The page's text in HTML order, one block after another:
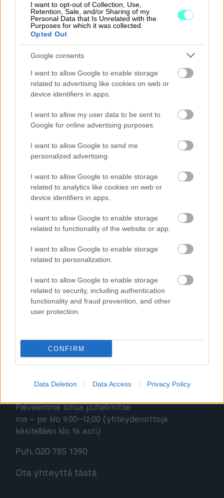
I want to opt-out of Collection, Use,
Retention, Sale, and/or Sharing of my
Personal Data that Is Unrelated with the
Purposes for which it was collected.
Opted Out
Google consents
I want to allow Google to enable storage
related to advertising like cookies on web or
device identifiers in apps.
I want to allow my user data to be sent to
Google for online advertising purposes.
I want to allow Google to send me
personalized advertising.
I want to allow Google to enable storage
related to analytics like cookies on web or
device identifiers in apps.
I want to allow Google to enable storage
related to functionality of the website or app.
I want to allow Google to enable storage
related to personalization.
I want to allow Google to enable storage
related to security, including authentication
functionality and fraud prevention, and other
user protection.
CONFIRM
Data Deletion Data Access Privacy Policy
Tutustu Procountoriin
Tutustu Procountor Soloon
Kokeile Sopimuskonetta
Kirjaudu ohjelmistoihin
Procountor
Sopimuskone
Finago Sign
Asiakaspalvelu
Jätä tukipyyntö tästä
020 7879 840
Palvelemme sinua puhelimitse:
ma-pe klo 8:30-12:00
(yhteydenottoja käsitellään klo 16 asti)
Laskutus ja tilausmuutokset
lähettämää laskua:
Palvelemme sinua puhelimitse
ma – pe klo 9.00–12.00 (yhteydenottoja
käsitellään klo 16 asti)
Puh. 020 785 1390
Ota yhteyttä tästä